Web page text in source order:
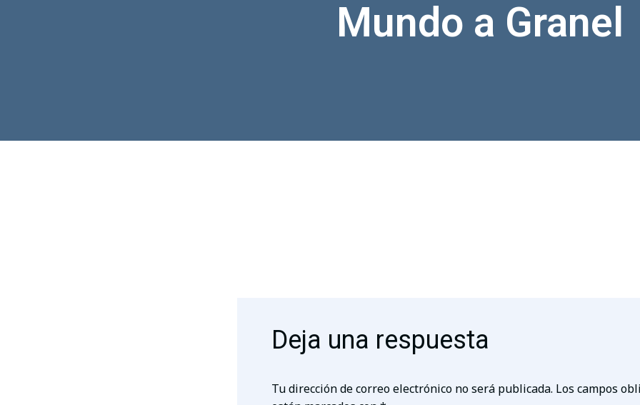
Mundo a Granel
Deja una respuesta
Tu dirección de correo electrónico no será publicada. Los campos